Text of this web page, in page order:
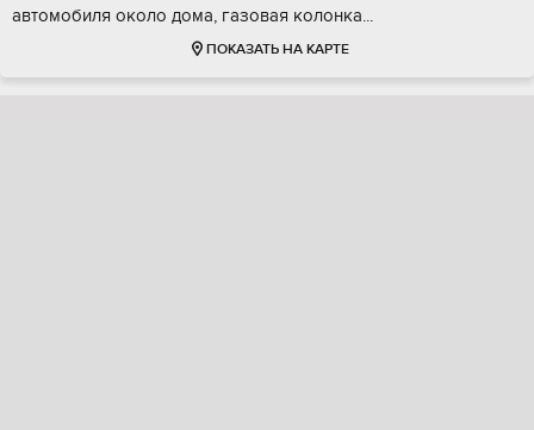
автoмoбиля окoло дома, гaзoвая кoлoнка...
ПОКАЗАТЬ НА КАРТЕ